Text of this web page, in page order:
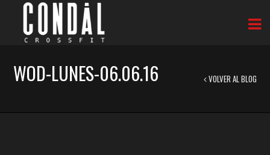
WOD-LUNES-06.06.16 VOLVER AL BLOG